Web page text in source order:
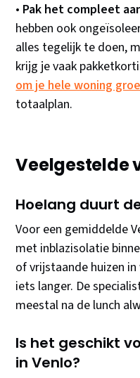
• Pak het compleet
hebben ook
alles tegelijk te doen,
krijg je vaak
om je hele woning
totaalplan.
Veelgestelde
Hoelang duurt
Voor een gemiddelde
met inblazisolatie
of vrijstaande huizen
iets langer. De
meestal na de lunch
Is het geschikt
in Venlo?